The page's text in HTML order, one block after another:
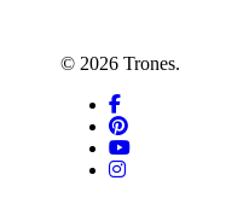
© 2026 Trones.
facebook
pinterest
youtube
instagram